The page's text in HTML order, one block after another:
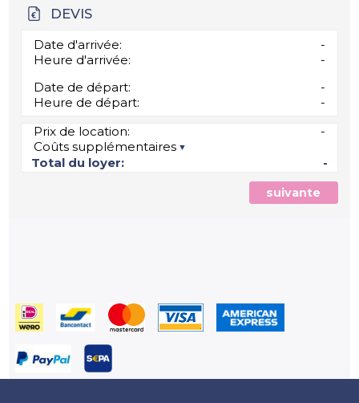
DEVIS
Date d'arrivée:
-
Heure d'arrivée:
-
Date de départ:
-
Heure de départ:
-
Prix de location:
-
Coûts supplémentaires
Total du loyer:
-
suivante